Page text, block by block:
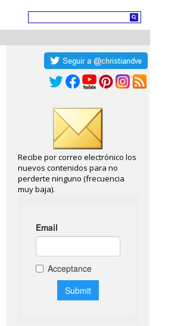
Recibe por correo electrónico los
nuevos contenidos para no
perderte ninguno (frecuencia
muy baja).